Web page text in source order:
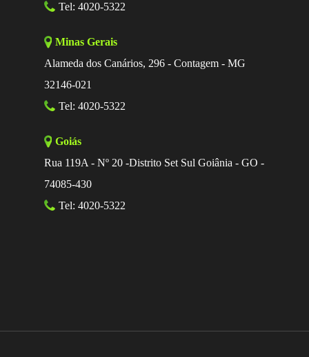
Tel: 4020-5322
Minas Gerais
Alameda dos Canários, 296 - Contagem - MG
32146-021
Tel: 4020-5322
Goiás
Rua 119A - Nº 20 -Distrito Set Sul Goiânia - GO -
74085-430
Tel: 4020-5322